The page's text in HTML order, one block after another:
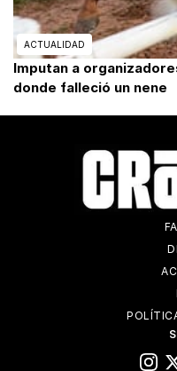
ACTUALIDAD
Imputan a
donde falleció un nene